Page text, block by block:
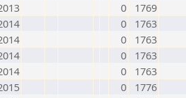
0
1769
0
1763
0
1763
0
1763
0
1763
0
1776